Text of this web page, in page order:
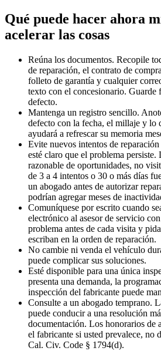
Qué puede hacer ahora
acelerar las cosas
Reúna los documentos. Recopile
de reparación, el contrato de
folleto de garantía y cualquier
texto con el concesionario. Guarde
defecto.
Mantenga un registro sencillo.
defecto con la fecha, el millaje y lo
ayudará a refrescar su memoria
Evite nuevos intentos de
esté claro que el problema
razonable de oportunidades, no
de 3 a 4 intentos o 30 o más días
un abogado antes de autorizar
podrían agregar meses de
Comuníquese por escrito cuando
electrónico al asesor de servicio
problema antes de cada visita y
escriban en la orden de reparación.
No cambie ni venda el vehículo
puede complicar sus soluciones.
Esté disponible para una única
presenta una demanda, la
inspección del fabricante puede
Consulte a un abogado temprano.
puede conducir a una resolución
documentación. Los honorarios de
el fabricante si usted prevalece, no
Cal. Civ. Code § 1794(d).